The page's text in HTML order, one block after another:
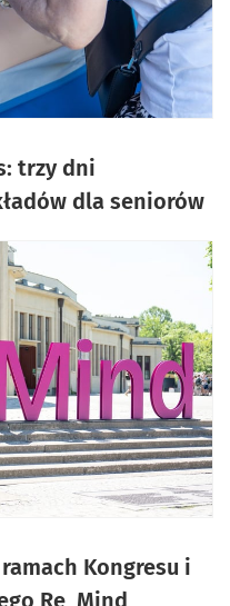
trzy dni
dla seniorów
Kongresu i
Re_Mind